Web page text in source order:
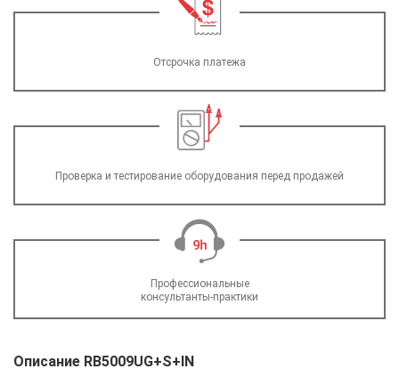
Отсрочка платежа
Проверка и тестирование оборудования перед продажей
Профессиональные
консультанты-практики
Описание RB5009UG+S+IN